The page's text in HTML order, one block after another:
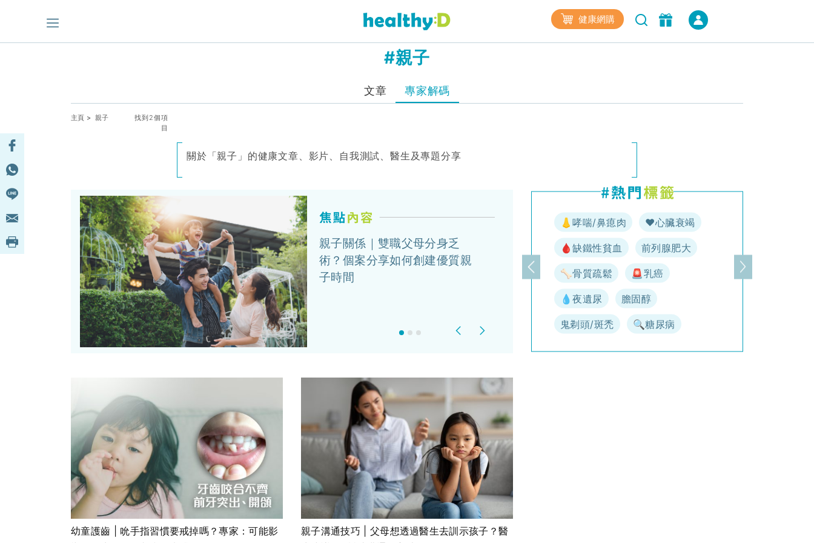
健康網購
#親子
文章 專家解碼
主頁 > 親子
找到2個項
目
關於「親子」的健康文章、影片、自我測試、醫生及專題分享
親子關係｜雙職父母分身乏
術？個案分享如何創建優質親
子時間
Previous
上一頁
👃哮喘/鼻瘜肉 ♥️心臟衰竭
🩸缺鐵性貧血 前列腺肥大
🦴骨質疏鬆 🚨乳癌
💧夜遺尿 膽固醇
鬼剃頭/斑禿 🔍糖尿病
下一頁
幼童護齒 | 吮手指習慣要戒掉嗎？專家：可能影
親子溝通技巧 | 父母想透過醫生去訓示孩子？醫